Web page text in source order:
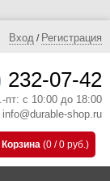
Вход / Регистрация
232-07-42
пт: с 10:00 до 18:00
info@durable-shop.ru
Корзина (0 / 0 руб.)